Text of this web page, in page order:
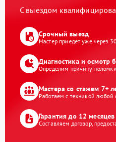
С выездом
Срочный выезд
Мастер приедет уже через
Диагностика и осмотр
Определим причину
Мастера со стажем 7+
Работаем с техникой любой
Гарантия до 12 месяцев
Составляем договор,